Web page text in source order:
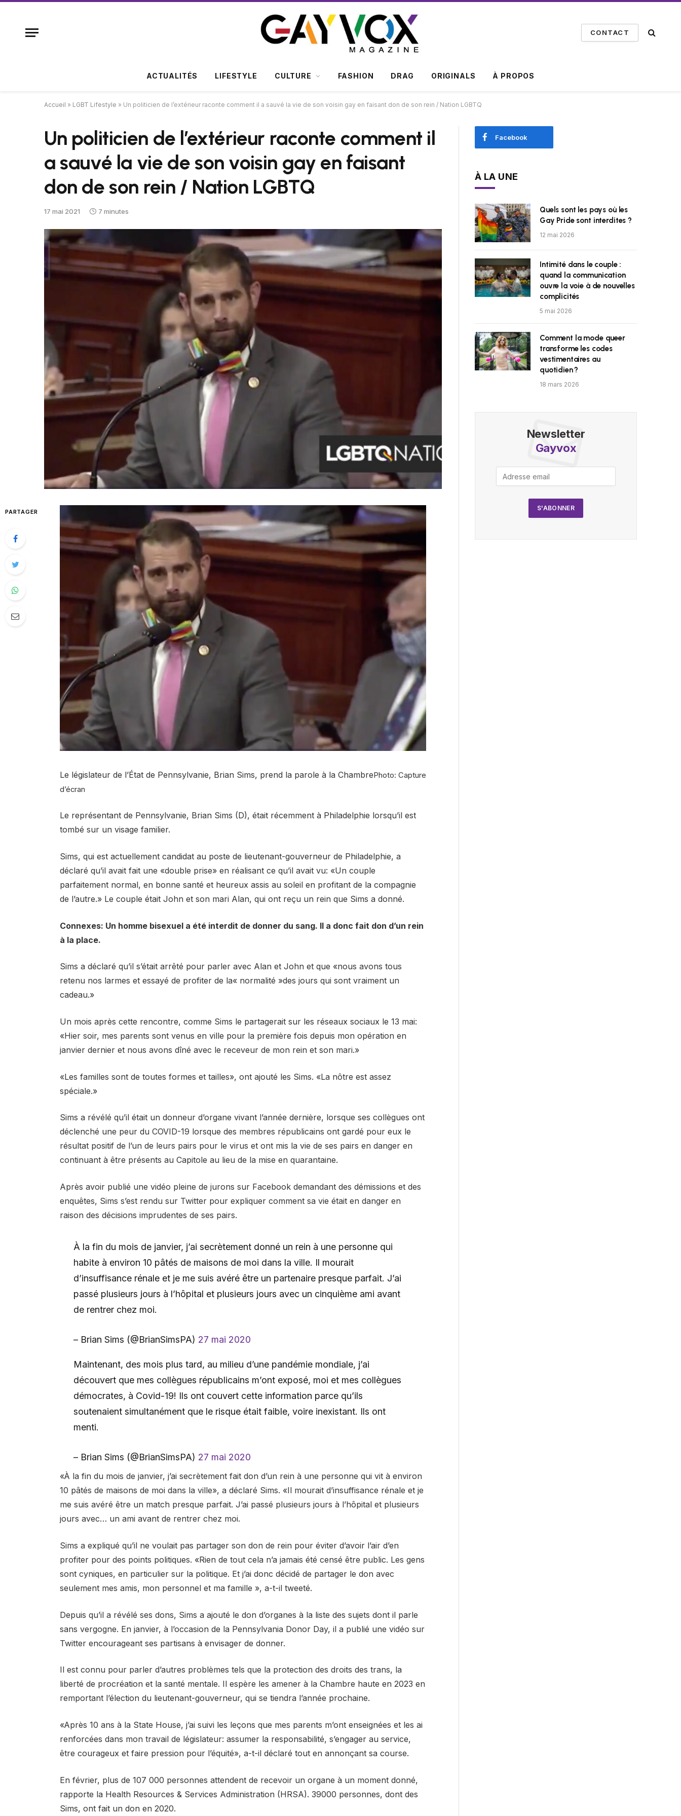
CONTACT
ACTUALITÉS LIFESTYLE CULTURE FASHION DRAG ORIGINALS À PROPOS
Accueil » LGBT Lifestyle » Un politicien de l’extérieur raconte comment il a sauvé la vie de son voisin gay en faisant don de son rein / Nation LGBTQ
Un politicien de l’extérieur raconte comment il
a sauvé la vie de son voisin gay en faisant
don de son rein / Nation LGBTQ
17 mai 2021 7 minutes
PARTAGER
Le législateur de l’État de Pennsylvanie, Brian Sims, prend la parole à la ChambrePhoto: Capture
d’écran
Le représentant de Pennsylvanie, Brian Sims (D), était récemment à Philadelphie lorsqu’il est
tombé sur un visage familier.
Sims, qui est actuellement candidat au poste de lieutenant-gouverneur de Philadelphie, a
déclaré qu’il avait fait une «double prise» en réalisant ce qu’il avait vu: «Un couple
parfaitement normal, en bonne santé et heureux assis au soleil en profitant de la compagnie
de l’autre.» Le couple était John et son mari Alan, qui ont reçu un rein que Sims a donné.
Connexes: Un homme bisexuel a été interdit de donner du sang. Il a donc fait don d’un rein
à la place.
Sims a déclaré qu’il s’était arrêté pour parler avec Alan et John et que «nous avons tous
retenu nos larmes et essayé de profiter de la« normalité »des jours qui sont vraiment un
cadeau.»
Un mois après cette rencontre, comme Sims le partagerait sur les réseaux sociaux le 13 mai:
«Hier soir, mes parents sont venus en ville pour la première fois depuis mon opération en
janvier dernier et nous avons dîné avec le receveur de mon rein et son mari.»
«Les familles sont de toutes formes et tailles», ont ajouté les Sims. «La nôtre est assez
spéciale.»
Sims a révélé qu’il était un donneur d’organe vivant l’année dernière, lorsque ses collègues ont
déclenché une peur du COVID-19 lorsque des membres républicains ont gardé pour eux le
résultat positif de l’un de leurs pairs pour le virus et ont mis la vie de ses pairs en danger en
continuant à être présents au Capitole au lieu de la mise en quarantaine.
Après avoir publié une vidéo pleine de jurons sur Facebook demandant des démissions et des
enquêtes, Sims s’est rendu sur Twitter pour expliquer comment sa vie était en danger en
raison des décisions imprudentes de ses pairs.
À la fin du mois de janvier, j’ai secrètement donné un rein à une personne qui
habite à environ 10 pâtés de maisons de moi dans la ville. Il mourait
d’insuffisance rénale et je me suis avéré être un partenaire presque parfait. J’ai
passé plusieurs jours à l’hôpital et plusieurs jours avec un cinquième ami avant
de rentrer chez moi.
– Brian Sims (@BrianSimsPA) 27 mai 2020
Maintenant, des mois plus tard, au milieu d’une pandémie mondiale, j’ai
découvert que mes collègues républicains m’ont exposé, moi et mes collègues
démocrates, à Covid-19! Ils ont couvert cette information parce qu’ils
soutenaient simultanément que le risque était faible, voire inexistant. Ils ont
menti.
– Brian Sims (@BrianSimsPA) 27 mai 2020
«À la fin du mois de janvier, j’ai secrètement fait don d’un rein à une personne qui vit à environ
10 pâtés de maisons de moi dans la ville», a déclaré Sims. «Il mourait d’insuffisance rénale et je
me suis avéré être un match presque parfait. J’ai passé plusieurs jours à l’hôpital et plusieurs
jours avec… un ami avant de rentrer chez moi.
Sims a expliqué qu’il ne voulait pas partager son don de rein pour éviter d’avoir l’air d’en
profiter pour des points politiques. «Rien de tout cela n’a jamais été censé être public. Les gens
sont cyniques, en particulier sur la politique. Et j’ai donc décidé de partager le don avec
seulement mes amis, mon personnel et ma famille », a-t-il tweeté.
Depuis qu’il a révélé ses dons, Sims a ajouté le don d’organes à la liste des sujets dont il parle
sans vergogne. En janvier, à l’occasion de la Pennsylvania Donor Day, il a publié une vidéo sur
Twitter encourageant ses partisans à envisager de donner.
Il est connu pour parler d’autres problèmes tels que la protection des droits des trans, la
liberté de procréation et la santé mentale. Il espère les amener à la Chambre haute en 2023 en
remportant l’élection du lieutenant-gouverneur, qui se tiendra l’année prochaine.
«Après 10 ans à la State House, j’ai suivi les leçons que mes parents m’ont enseignées et les ai
renforcées dans mon travail de législateur: assumer la responsabilité, s’engager au service,
être courageux et faire pression pour l’équité», a-t-il déclaré tout en annonçant sa course.
En février, plus de 107 000 personnes attendent de recevoir un organe à un moment donné,
rapporte la Health Resources & Services Administration (HRSA). 39000 personnes, dont des
Sims, ont fait un don en 2020.
Facebook
À LA UNE
Quels sont les pays où les
Gay Pride sont interdites ?
12 mai 2026
Intimité dans le couple :
quand la communication
ouvre la voie à de nouvelles
complicités
5 mai 2026
Comment la mode queer
transforme les codes
vestimentaires au
quotidien ?
18 mars 2026
Newsletter
Gayvox